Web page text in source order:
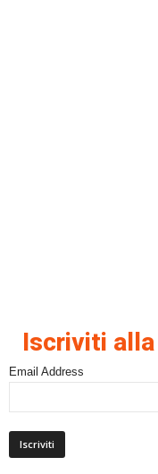
Iscriviti
Email Address